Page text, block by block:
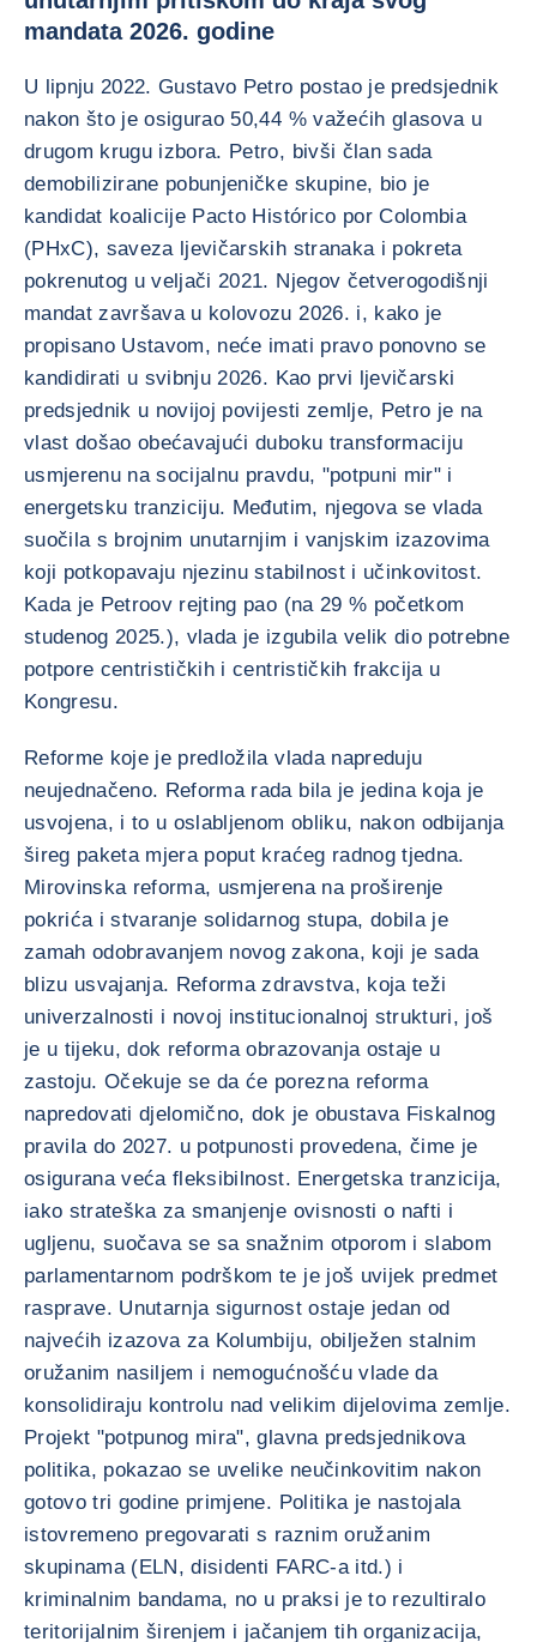
mandata 2026. godine
U lipnju 2022. Gustavo Petro postao je predsjednik
nakon što je osigurao 50,44 % važećih glasova u
drugom krugu izbora. Petro, bivši član sada
demobilizirane pobunjeničke skupine, bio je
kandidat koalicije Pacto Histórico por Colombia
(PHxC), saveza ljevičarskih stranaka i pokreta
pokrenutog u veljači 2021. Njegov četverogodišnji
mandat završava u kolovozu 2026. i, kako je
propisano Ustavom, neće imati pravo ponovno se
kandidirati u svibnju 2026. Kao prvi ljevičarski
predsjednik u novijoj povijesti zemlje, Petro je na
vlast došao obećavajući duboku transformaciju
usmjerenu na socijalnu pravdu, "potpuni mir" i
energetsku tranziciju. Međutim, njegova se vlada
suočila s brojnim unutarnjim i vanjskim izazovima
koji potkopavaju njezinu stabilnost i učinkovitost.
Kada je Petroov rejting pao (na 29 % početkom
studenog 2025.), vlada je izgubila velik dio potrebne
potpore centrističkih i centrističkih frakcija u
Kongresu.
Reforme koje je predložila vlada napreduju
neujednačeno. Reforma rada bila je jedina koja je
usvojena, i to u oslabljenom obliku, nakon odbijanja
šireg paketa mjera poput kraćeg radnog tjedna.
Mirovinska reforma, usmjerena na proširenje
pokrića i stvaranje solidarnog stupa, dobila je
zamah odobravanjem novog zakona, koji je sada
blizu usvajanja. Reforma zdravstva, koja teži
univerzalnosti i novoj institucionalnoj strukturi, još
je u tijeku, dok reforma obrazovanja ostaje u
zastoju. Očekuje se da će porezna reforma
napredovati djelomično, dok je obustava Fiskalnog
pravila do 2027. u potpunosti provedena, čime je
osigurana veća fleksibilnost. Energetska tranzicija,
iako strateška za smanjenje ovisnosti o nafti i
ugljenu, suočava se sa snažnim otporom i slabom
parlamentarnom podrškom te je još uvijek predmet
rasprave. Unutarnja sigurnost ostaje jedan od
najvećih izazova za Kolumbiju, obilježen stalnim
oružanim nasiljem i nemogućnošću vlade da
konsolidiraju kontrolu nad velikim dijelovima zemlje.
Projekt "potpunog mira", glavna predsjednikova
politika, pokazao se uvelike neučinkovitim nakon
gotovo tri godine primjene. Politika je nastojala
istovremeno pregovarati s raznim oružanim
skupinama (ELN, disidenti FARC-a itd.) i
kriminalnim bandama, no u praksi je to rezultiralo
teritorijalnim širenjem i jačanjem tih organizacija,